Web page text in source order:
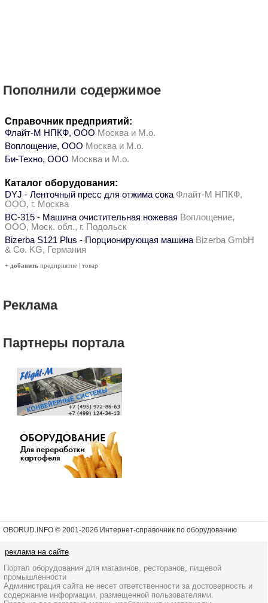
Пополнили содержимое
Справочник предприятий:
Флайт-М НПКФ, ООО Москва и М.о.
Воплощение, ООО Москва и М.о.
Би-Техно, ООО Москва и М.о.
Каталог оборудования:
DYJ - Ленточный пресс для отжима сока Флайт-М НПКФ,
ООО, г. Москва
ВС-315 - Машина очистительная ножевая Воплощение,
ООО, Моск. обл., г. Подольск
Bizerba S121 Plus - Порционирующая машина Bizerba GmbH
& Co. KG, Германия
+ добавить предприятие | товар
Реклама
Партнеры портала
OBORUD.INFO © 2001-2026 Интернет-справочник по оборудованию
реклама на сайте
Портал оборудования для магазинов, ресторанов, пищевой
промышленности
Администрация сайта не несет ответственности за достоверность и
содержание информации, размещенной пользователями.